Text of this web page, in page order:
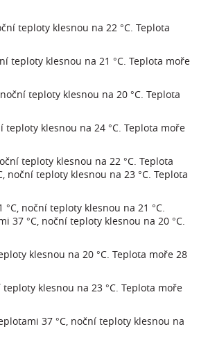
teploty klesnou na 22 °C. Teplota
teploty klesnou na 21 °C. Teplota moře
teploty klesnou na 20 °C. Teplota
klesnou na 24 °C. Teplota moře
teploty klesnou na 22 °C. Teplota
noční teploty klesnou na 23 °C. Teplota
noční teploty klesnou na 21 °C.
37 °C, noční teploty klesnou na 20 °C.
klesnou na 20 °C. Teplota moře 28
klesnou na 23 °C. Teplota moře
37 °C, noční teploty klesnou na